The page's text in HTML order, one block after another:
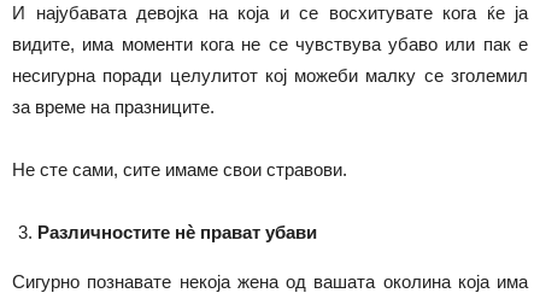
И најубавата девојка на која и се восхитувате кога ќе ја
видите, има моменти кога не се чувствува убаво или пак е
несигурна поради целулитот кој можеби малку се зголемил
за време на празниците.
Не сте сами, сите имаме свои стравови.
Различностите нè прават убави
Сигурно познавате некоја жена од вашата околина која има